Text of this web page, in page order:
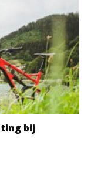
bij